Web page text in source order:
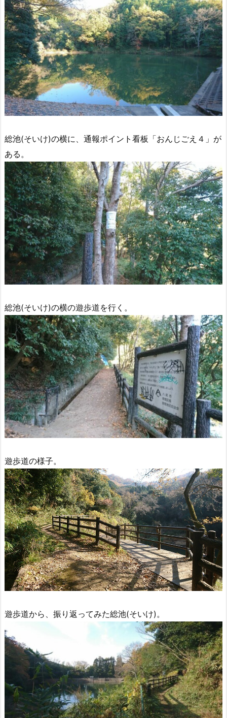
総池(そいけ)の横に、通報ポイント看板「おんじごえ４」が
ある。
総池(そいけ)の横の遊歩道を行く。
遊歩道の様子。
遊歩道から、振り返ってみた総池(そいけ)。